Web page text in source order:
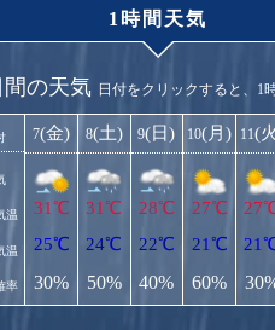
1時間天気
間の天気 日付をクリックすると、1
温
温
率
7(金)
31℃
25℃
30%
8(土)
31℃
24℃
50%
9(日)
28℃
22℃
40%
10(月)
27℃
21℃
60%
11(